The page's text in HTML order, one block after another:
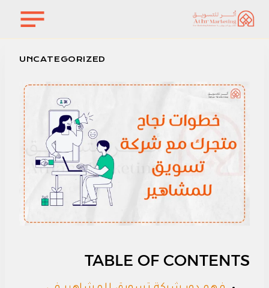
التجاوز
UNCATEGORIZED
TABLE OF CONTENTS